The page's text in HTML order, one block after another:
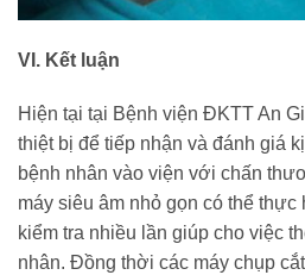
VI. Kết luận
Hiện tại tại Bệnh viện ĐKTT An
thiệt bị để tiếp nhận và đánh giá
bệnh nhân vào viện với chấn
máy siêu âm nhỏ gọn có thể thực
kiểm tra nhiều lần giúp cho việc
nhân. Đồng thời các máy chụp